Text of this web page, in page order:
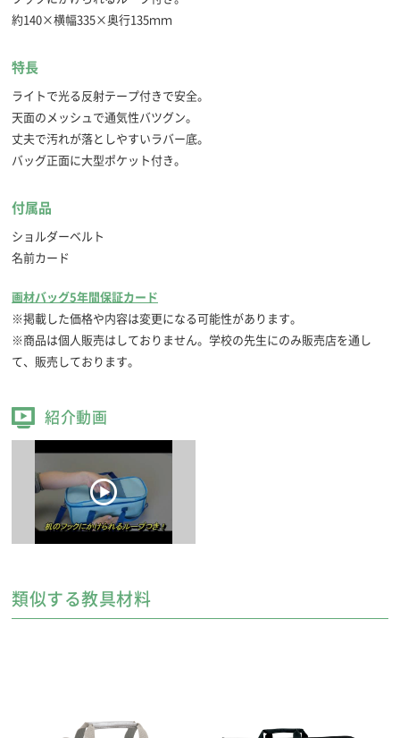
約140×横幅335×奥行135ｍｍ
特長
ライトで光る反射テープ付きで安全。
天面のメッシュで通気性バツグン。
丈夫で汚れが落としやすいラバー底。
バッグ正面に大型ポケット付き。
付属品
ショルダーベルト
名前カード
画材バッグ5年間保証カード
コンパクト筆洗バケツ
■サイズ 約120×横幅270×奥行100ｍｍ
※掲載した価格や内容は変更になる可能性があります。
※商品は個人販売はしておりません。学校の先生にのみ販売店を通し
て、販売しております。
紹介動画
類似する教具材料